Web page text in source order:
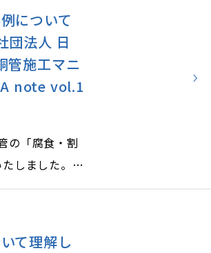
紹介します。
について
団法人 日
管施工マニ
note vol.1
の「腐食・割
しました。
をご紹介しま
う。
て理解し